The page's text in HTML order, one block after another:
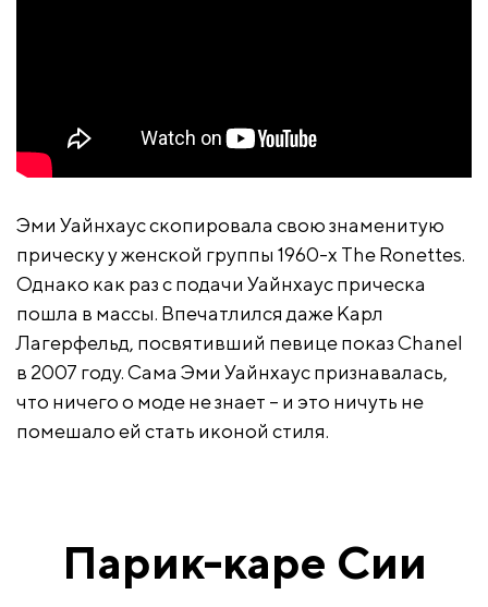
Эми Уайнхаус скопировала свою знаменитую
прическу у женской группы 1960-х The Ronettes.
Однако как раз с подачи Уайнхаус прическа
пошла в массы. Впечатлился даже Карл
Лагерфельд, посвятивший певице показ Chanel
в 2007 году. Сама Эми Уайнхаус признавалась,
что ничего о моде не знает – и это ничуть не
помешало ей стать иконой стиля.
Парик-каре Сии